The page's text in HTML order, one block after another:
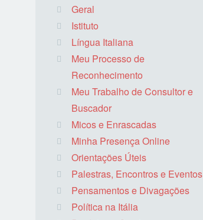
Geral
Istituto
Língua Italiana
Meu Processo de
Reconhecimento
Meu Trabalho de Consultor e
Buscador
Micos e Enrascadas
Minha Presença Online
Orientações Úteis
Palestras, Encontros e Eventos
Pensamentos e Divagações
Política na Itália